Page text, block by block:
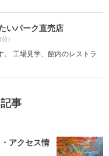
いパーク直売店
）
工場見学、館内のレストラ
事
アクセス情